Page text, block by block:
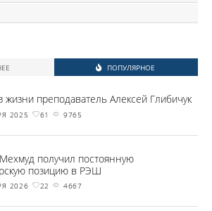
ПОПУЛЯРНОЕ
жизни преподаватель Алексей Глибичук
2025 61 9765
получил постоянную
позицию в РЭШ
2026 22 4667